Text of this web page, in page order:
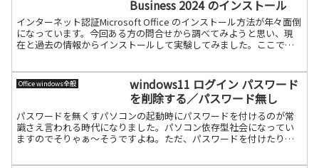
Business 2024 のインストール
インターネット認証Microsoft Office のインストール方法が年々面倒
になっています。今回ある方の問合せから調べてみようと思い、現
在と過去の情報からインストールして実験してみました。ここで
Office windows全般
windows11 ログイン パスワード
を削除する／パスワード無し
パスワードを無くすパソコンの起動時にパスワードを付けるのが常
識さえ言われる時代になりました。パソコン依存型社会になってい
ますのでそりゃぁ～そうですよね。ただ、パスワードを付けたり、